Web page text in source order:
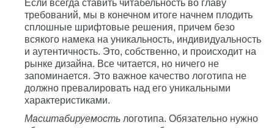
Если всегда ставить читабельность во главу
требований, мы в конечном итоге начнем плодить
сплошные шрифтовые решения, причем безо
всякого намека на уникальность, индивидуальность
и аутентичность. Это, собственно, и происходит на
рынке дизайна. Все читается, но ничего не
запоминается. Это важное качество логотипа не
должно превалировать над его уникальными
характеристиками.
Масштабируемость логотипа. Обязательно нужно